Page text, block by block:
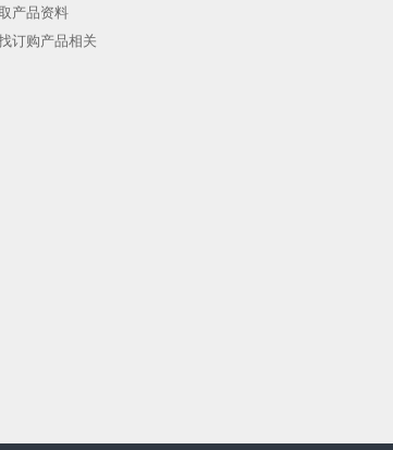
产品资料
订购产品相关